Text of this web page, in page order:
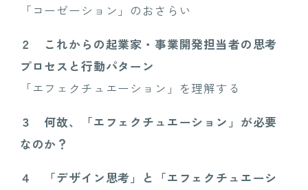
「コーゼーション」のおさらい
２
これからの起業家・事業開発担当者の思考
プロセスと行動パターン
「エフェクチュエーション」を理解する
３
何故、「エフェクチュエーション」が必要
なのか？
４
「デザイン思考」と「エフェクチュエーシ